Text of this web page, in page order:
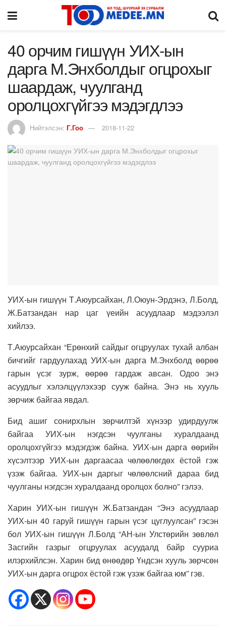
40 орчим гишүүн УИХ-ын
дарга М.Энхболдыг огцрохыг
шаардаж, чуулганд
оролцохгүйгээ мэдэгдлээ
Нийтэлсэн: Г.Гоо 2018-11-22
УИХ-ын гишүүн Т.Аюурсайхан, Л.Оюун-Эрдэнэ, Л.Болд,
Ж.Батзандан нар цаг үеийн асуудлаар мэдээлэл
хийлээ.
Т.Аюурсайхан “Ерөнхий сайдыг огцруулах тухай албан
бичгийг гардуулахад УИХ-ын дарга М.Энхболд өөрөө
гарын үсэг зурж, өөрөө гардаж авсан. Одоо энэ
асуудлыг хэлэлцүүлэхээр сууж байна. Энэ нь хууль
зөрчиж байгаа явдал.
Бид ашиг сонирхлын зөрчилтэй хүнээр удирдуулж
байгаа УИХ-ын нэгдсэн чуулганы хуралдаанд
оролцохгүйгээ мэдэгдэж байна. УИХ-ын дарга өөрийн
хүсэлтээр УИХ-ын даргаасаа чөлөөлөгдөх ёстой гэж
үзэж байгаа. УИХ-ын даргыг чөлөөлсний дараа бид
чуулганы нэгдсэн хуралдаанд оролцох болно” гэлээ.
Харин УИХ-ын гишүүн Ж.Батзандан “Энэ асуудлаар
УИХ-ын 40 гаруй гишүүн гарын үсэг цуглуулсан” гэсэн
бол УИХ-ын гишүүн Л.Болд “АН-ын Улстөрийн зөвлөл
Засгийн газрыг огцруулах асуудалд байр сууриа
илэрхийлсэн. Харин бид өнөөдөр Үндсэн хууль зөрчсөн
УИХ-ын дарга огцрох ёстой гэж үзэж байгаа юм” гэв.